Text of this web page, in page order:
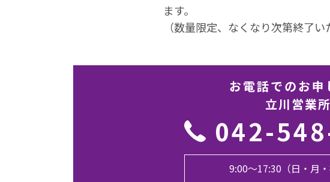
ます。
（数量限定、なくなり次第終了い
お電話でのお申
立川営業所
042-
9:00〜17:30（日・月・